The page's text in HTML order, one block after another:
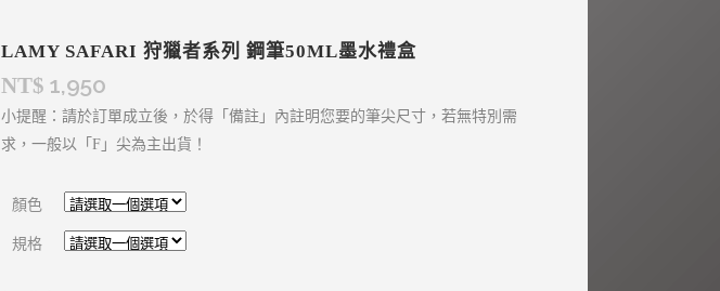
LAMY SAFARI 狩獵者系列 鋼筆50ML墨水禮盒
NT$ 1,950
小提醒：請於訂單成立後，於得「備註」內註明您要的筆尖尺寸，若無特別需
求，一般以「F」尖為主出貨！
顏色
規格